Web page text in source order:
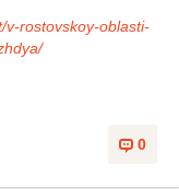
v-rostovskoy-oblasti-
0